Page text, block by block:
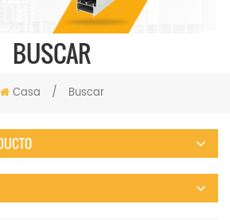
BUSCAR
Casa / Buscar